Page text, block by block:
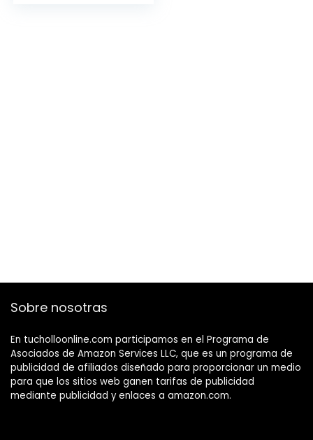
Sobre nosotras
En tucholloonline.com participamos en el Programa de
Asociados de Amazon Services LLC, que es un programa de
publicidad de afiliados diseñado para proporcionar un medio
para que los sitios web ganen tarifas de publicidad
mediante publicidad y enlaces a amazon.com.